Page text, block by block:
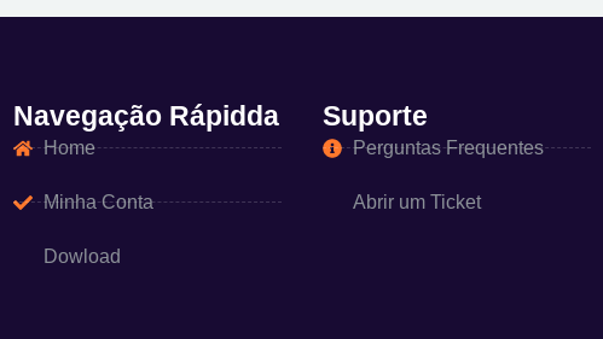
Navegação Rápidda
Home
Minha Conta
Dowload
Suporte
Perguntas Frequentes
Abrir um Ticket